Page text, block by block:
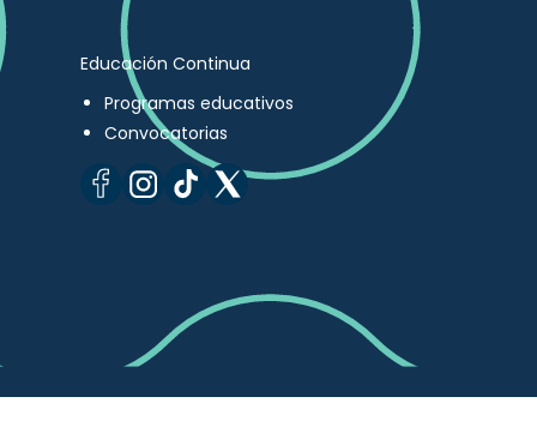
Educación Continua
Programas educativos
Convocatorias